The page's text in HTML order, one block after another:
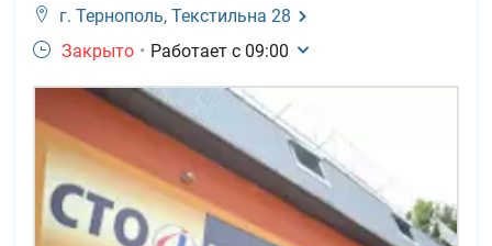
г. Тернополь, Текстильна 28
Закрыто • Работает с 09:00